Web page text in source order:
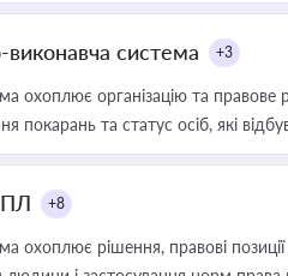
система +3
охоплює організацію та правове
покарань та статус осіб, які
+8
охоплює рішення, правові